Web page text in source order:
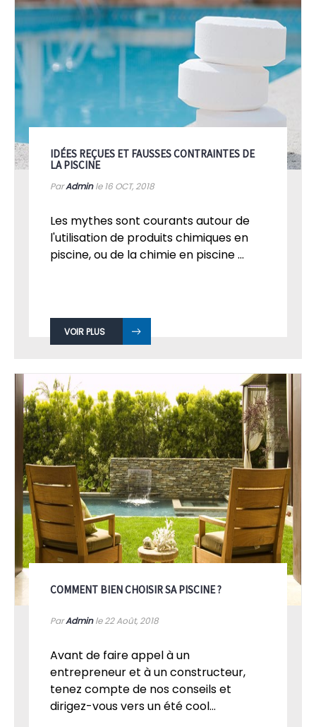
IDÉES REÇUES ET FAUSSES CONTRAINTES DE
LA PISCINE
ParAdminle 16 OCT, 2018
Les mythes sont courants autour de
l'utilisation de produits chimiques en
piscine, ou de la chimie en piscine ...
VOIR PLUS
COMMENT BIEN CHOISIR SA PISCINE ?
ParAdminle 22Août, 2018
Avant de faire appel à un
entrepreneur et à un constructeur,
tenez compte de nos conseils et
dirigez-vous vers un été cool...